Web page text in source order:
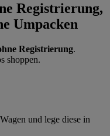
Registrierung,
Umpacken
Registrierung.
shoppen.
und lege diese in